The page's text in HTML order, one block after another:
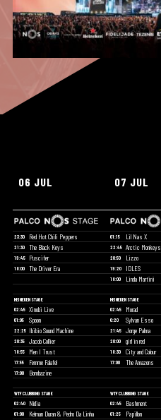
06 JUL 07 JUL
23:30 Red Hot Chili Peppers 01:15 Lil Nas X
21:30 The Black Keys 22:45 Arctic Monkeys
19:45 Puscifer 20:50 Lizzo
18:00 The Driver Era 19:20 IDLES
18:00 Linda Martini
HEINEKEN STAGE HEINEKEN STAGE
02:45
Xinobi Live 02:45 Morad
01:05 Spoon 0:20 Sylvan Esso
22:25 Ibibio Sound Machine 21:45 Jorge Palma
20:35 Jacob Collier 20:00 girl in red
18:55 Men I Trust 18:30 City and Colour
17:55 Femme Falafel 17:00 The Amazons
17:00 Bombazine
WTF CLUBBING STAGE WTF CLUBBING STAGE
02:40
Nídia 02:45 Bashment
01:00 Kelman Duran & Pedro Da Linha 01:25 Papillon